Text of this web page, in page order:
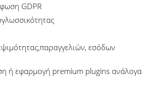
GDPR
εσόδων
ή εφαρμογή premium plugins ανάλογα